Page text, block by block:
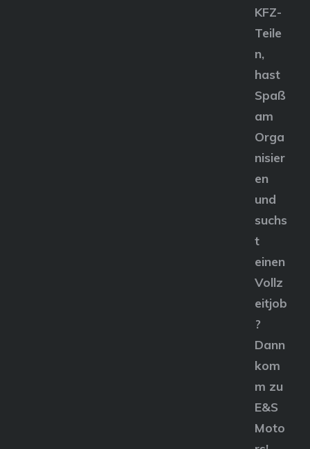
KFZ-
Teile
n,
hast
Spaß
am
Orga
nisier
en
und
suchs
t
einen
Vollz
eitjob
?
Dann
kom
m zu
E&S
Moto